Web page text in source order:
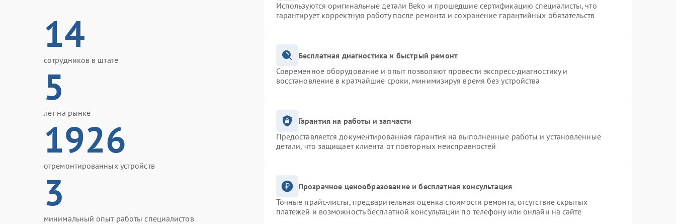
14
сотрудников в штате
5
лет на рынке
1926
отремонтированных устройств
3
минимальный опыт работы специалистов
Используются оригинальные детали Beko и прошедшие сертификацию специалисты, что
гарантирует корректную работу после ремонта и сохранение гарантийных обязательств
Бесплатная диагностика и быстрый ремонт
Современное оборудование и опыт позволяют провести экспресс-диагностику и
восстановление в кратчайшие сроки, минимизируя время без устройства
Гарантия на работы и запчасти
Предоставляется документированная гарантия на выполненные работы и установленные
детали, что защищает клиента от повторных неисправностей
Прозрачное ценообразование и бесплатная консультация
Точные прайс-листы, предварительная оценка стоимости ремонта, отсутствие скрытых
платежей и возможность бесплатной консультации по телефону или онлайн на сайте